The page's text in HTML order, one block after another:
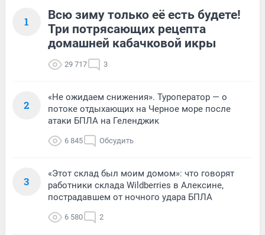
1
Всю зиму только её есть будете!
Три потрясающих рецепта
домашней кабачковой икры
29 717 3
2
«Не ожидаем снижения». Туроператор — о
потоке отдыхающих на Черное море после
атаки БПЛА на Геленджик
6 845 Обсудить
3
«Этот склад был моим домом»: что говорят
работники склада Wildberries в Алексине,
пострадавшем от ночного удара БПЛА
6 580 2